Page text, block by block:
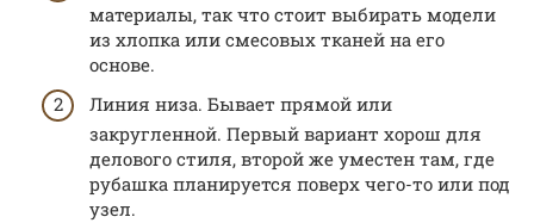
материалы, так что стоит выбирать модели
из хлопка или смесовых тканей на его
основе.
Линия низа. Бывает прямой или
закругленной. Первый вариант хорош для
делового стиля, второй же уместен там, где
рубашка планируется поверх чего-то или под
узел.